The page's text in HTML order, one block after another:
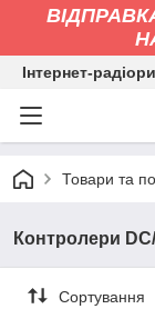
Інтернет-
Товари та
Контролери
Сортування